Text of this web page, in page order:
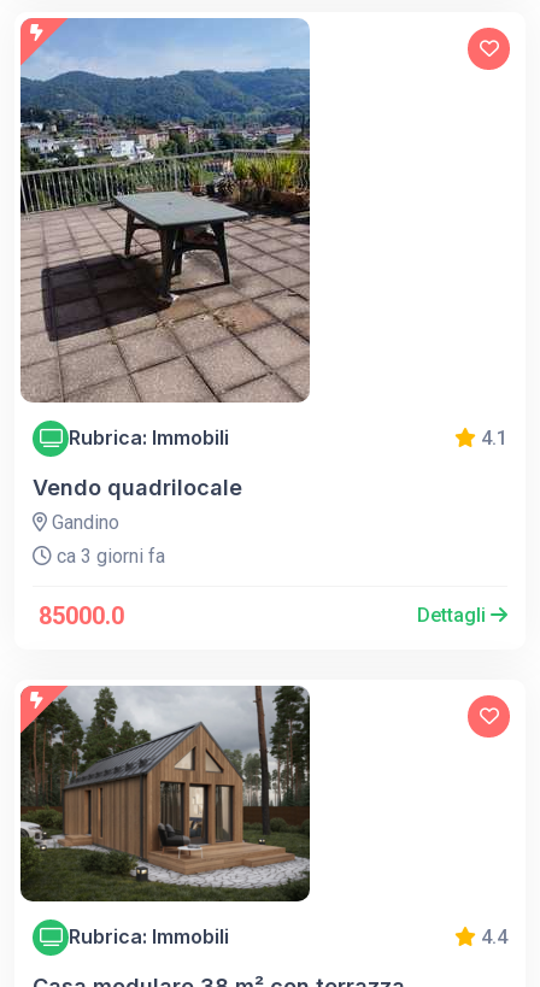
Rubrica: Immobili 4.1
Vendo quadrilocale
Gandino
ca 3 giorni fa
85000.0 Dettagli
Rubrica: Immobili 4.4